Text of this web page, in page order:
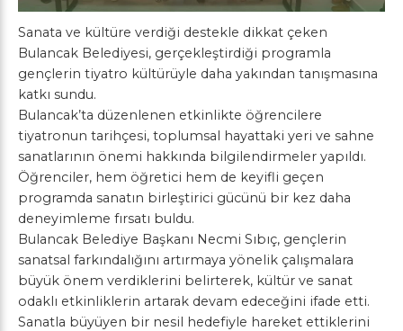
Sanata ve kültüre verdiği destekle dikkat çeken
Bulancak Belediyesi, gerçekleştirdiği programla
gençlerin tiyatro kültürüyle daha yakından tanışmasına
katkı sundu.
Bulancak’ta düzenlenen etkinlikte öğrencilere
tiyatronun tarihçesi, toplumsal hayattaki yeri ve sahne
sanatlarının önemi hakkında bilgilendirmeler yapıldı.
Öğrenciler, hem öğretici hem de keyifli geçen
programda sanatın birleştirici gücünü bir kez daha
deneyimleme fırsatı buldu.
Bulancak Belediye Başkanı Necmi Sıbıç, gençlerin
sanatsal farkındalığını artırmaya yönelik çalışmalara
büyük önem verdiklerini belirterek, kültür ve sanat
odaklı etkinliklerin artarak devam edeceğini ifade etti.
Sanatla büyüyen bir nesil hedefiyle hareket ettiklerini